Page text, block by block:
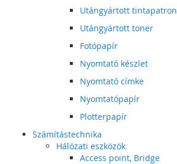
Utángyártott tintapatron
Utángyártott toner
Fotópapír
Nyomtató készlet
Nyomtató címke
Nyomtatópapír
Plotterpapír
Számítástechnika
Hálózati eszközök
Access point, Bridge